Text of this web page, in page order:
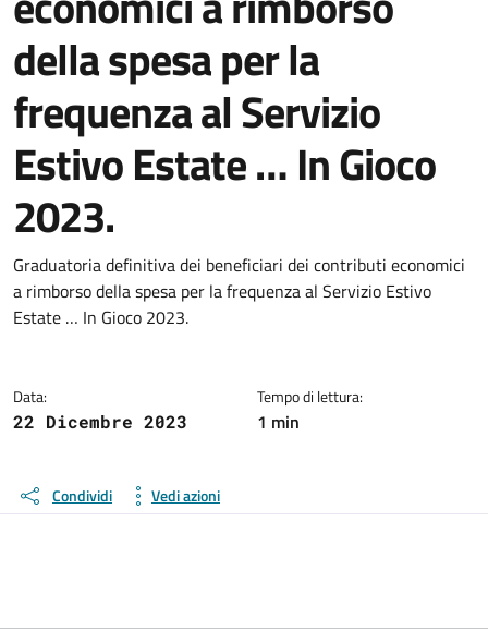
della spesa per la
frequenza al Servizio
Estivo Estate … In Gioco
2023.
Dettagli del documento
Graduatoria definitiva dei beneficiari dei contributi economici
a rimborso della spesa per la frequenza al Servizio Estivo
Estate … In Gioco 2023.
Data:
22 Dicembre 2023
Tempo di lettura:
1 min
Condividi Vedi azioni